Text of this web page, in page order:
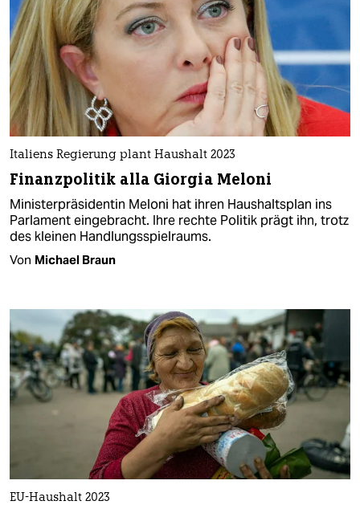
Italiens Regierung plant Haushalt 2023
Finanzpolitik alla Giorgia Meloni
Ministerpräsidentin Meloni hat ihren Haushaltsplan ins
Parlament eingebracht. Ihre rechte Politik prägt ihn, trotz
des kleinen Handlungsspielraums.
Von Michael Braun
EU-Haushalt 2023